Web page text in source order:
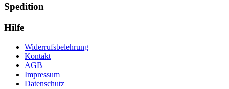
Spedition
Hilfe
Widerrufsbelehrung
Kontakt
AGB
Impressum
Datenschutz